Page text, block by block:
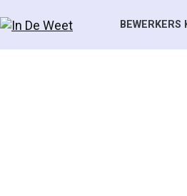
BEWERKERS